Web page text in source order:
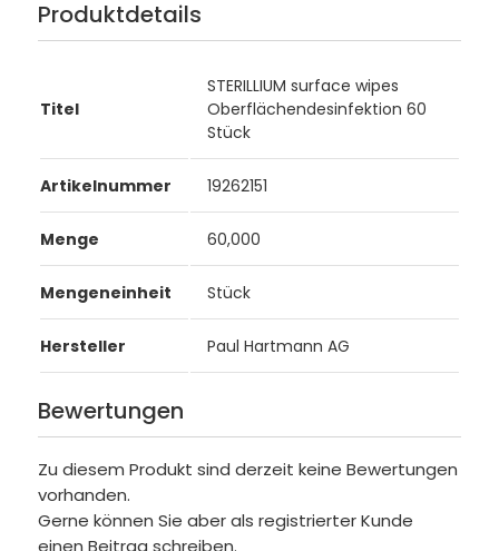
Produktdetails
Titel
STERILLIUM surface wipes
Oberflächendesinfektion 60
Stück
Artikelnummer 19262151
Menge 60,000
Mengeneinheit Stück
Hersteller Paul Hartmann AG
Bewertungen
Zu diesem Produkt sind derzeit keine Bewertungen
vorhanden.
Gerne können Sie aber als registrierter Kunde
einen Beitrag schreiben.